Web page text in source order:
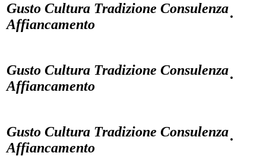
Gusto Cultura Tradizione Consulenza
Affiancamento
·
Gusto Cultura Tradizione Consulenza
Affiancamento
·
Gusto Cultura Tradizione Consulenza
Affiancamento
·